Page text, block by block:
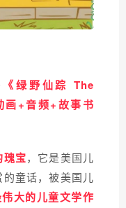
《绿野仙踪 The
+音频+故事书
瑰宝，它是美国儿
童话，被美国儿
大的儿童文学作